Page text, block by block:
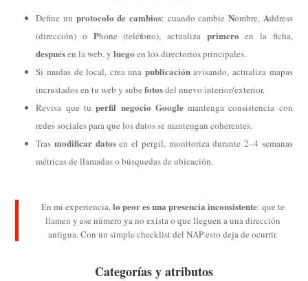
Define un protocolo de cambios: cuando cambie Nombre, Address
(dirección) o Phone (teléfono), actualiza primero en la ficha,
despuésen la web, yluego en los directorios principales.
Si mudas de local, crea una publicaciónavisando, actualiza mapas
incrustados en tu web y subefotosdel nuevo interior/exterior.
Revisa que tuperfil negocio Googlemantenga consistencia con
redes sociales para que los datos se mantengan coherentes.
Trasmodificar datosen el pergil, monitoriza durante 2–4 semanas
métricas de llamadas o búsquedas de ubicación.
En mi experiencia, lo peor es una presencia inconsistente: que te
llamen y ese número ya no exista o que lleguen a una dirección
antigua. Con un simple checklist del NAP esto deja de ocurrir.
Categorías y atributos